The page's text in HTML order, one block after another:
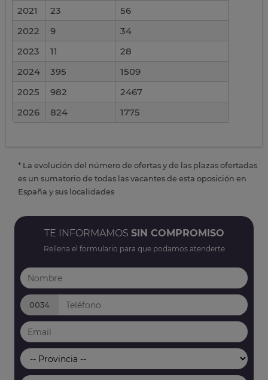
2021
23
56
2022
9
34
2023
11
28
2024
395
1509
2025
982
2467
2026
824 1775
* La evolución del número de ofertas y de las plazas ofertadas
es un sumatorio de todas las vacantes de esta oposición en
España y sus localidades
TE INFORMAMOS SIN COMPROMISO
Rellena el formulario para que podamos atenderte
0034